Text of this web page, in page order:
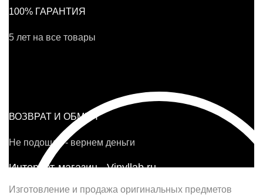
100% ГАРАНТИЯ
5 лет на все товары
ВОЗВРАТ И ОБМЕН
Не подошло - вернем деньги
Интернет-магазин - Vinyllab.ru
Изготовление и продажа оригинальных предметов